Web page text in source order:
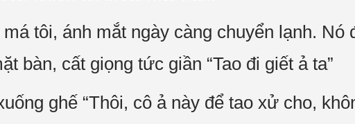
tôi, ánh mắt ngày càng chuyển lạnh. Nó
bàn, cất giọng tức giần “Tao đi giết ả ta”
ghế “Thôi, cô ả này để tao xử cho,